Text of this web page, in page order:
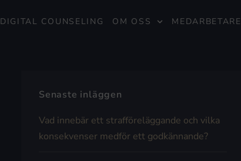
DIGITAL COUNSELING OM OSS MEDARBETARE
Senaste inläggen
Vad innebär ett strafföreläggande och vilka
konsekvenser medför ett godkännande?